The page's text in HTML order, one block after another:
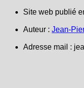
Site web publié
Auteur : Jean-
Adresse mail :